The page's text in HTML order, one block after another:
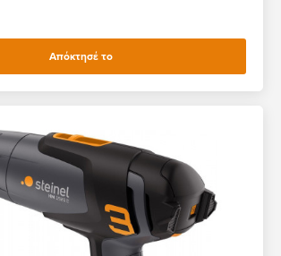
Απόκτησέ το